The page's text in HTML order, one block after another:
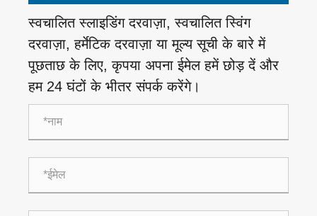
स्वचालित स्लाइडिंग दरवाज़ा, स्वचालित स्विंग
दरवाज़ा, हर्मेटिक दरवाज़ा या मूल्य सूची के बारे में
पूछताछ के लिए, कृपया अपना ईमेल हमें छोड़ दें और
हम 24 घंटों के भीतर संपर्क करेंगे।